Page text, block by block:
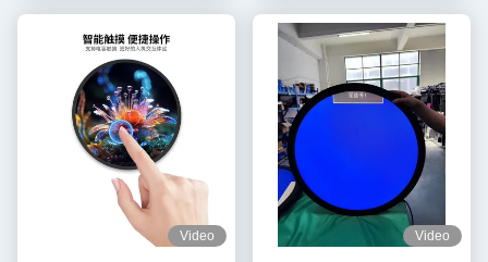
Video Video